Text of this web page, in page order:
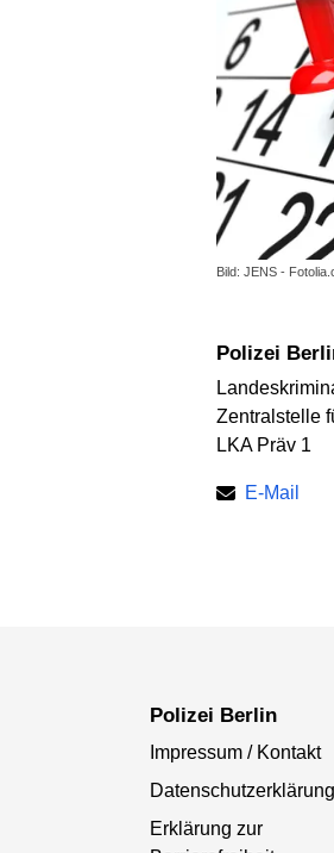
Bild: JENS -
Polizei
Zentralstelle
LKA Präv 1
E-Mail
Polizei Berlin
Impressum / Kontakt
Datenschutzerklärung
Erklärung zur